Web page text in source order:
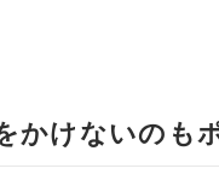
かけないのも